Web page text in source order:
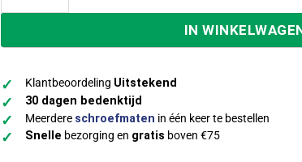
IN
✓ Klantbeoordeling Uitstekend
✓ 30 dagen bedenktijd
✓ Meerdere schroefmaten in één keer te bestellen
✓ Snelle bezorging en gratis boven €75